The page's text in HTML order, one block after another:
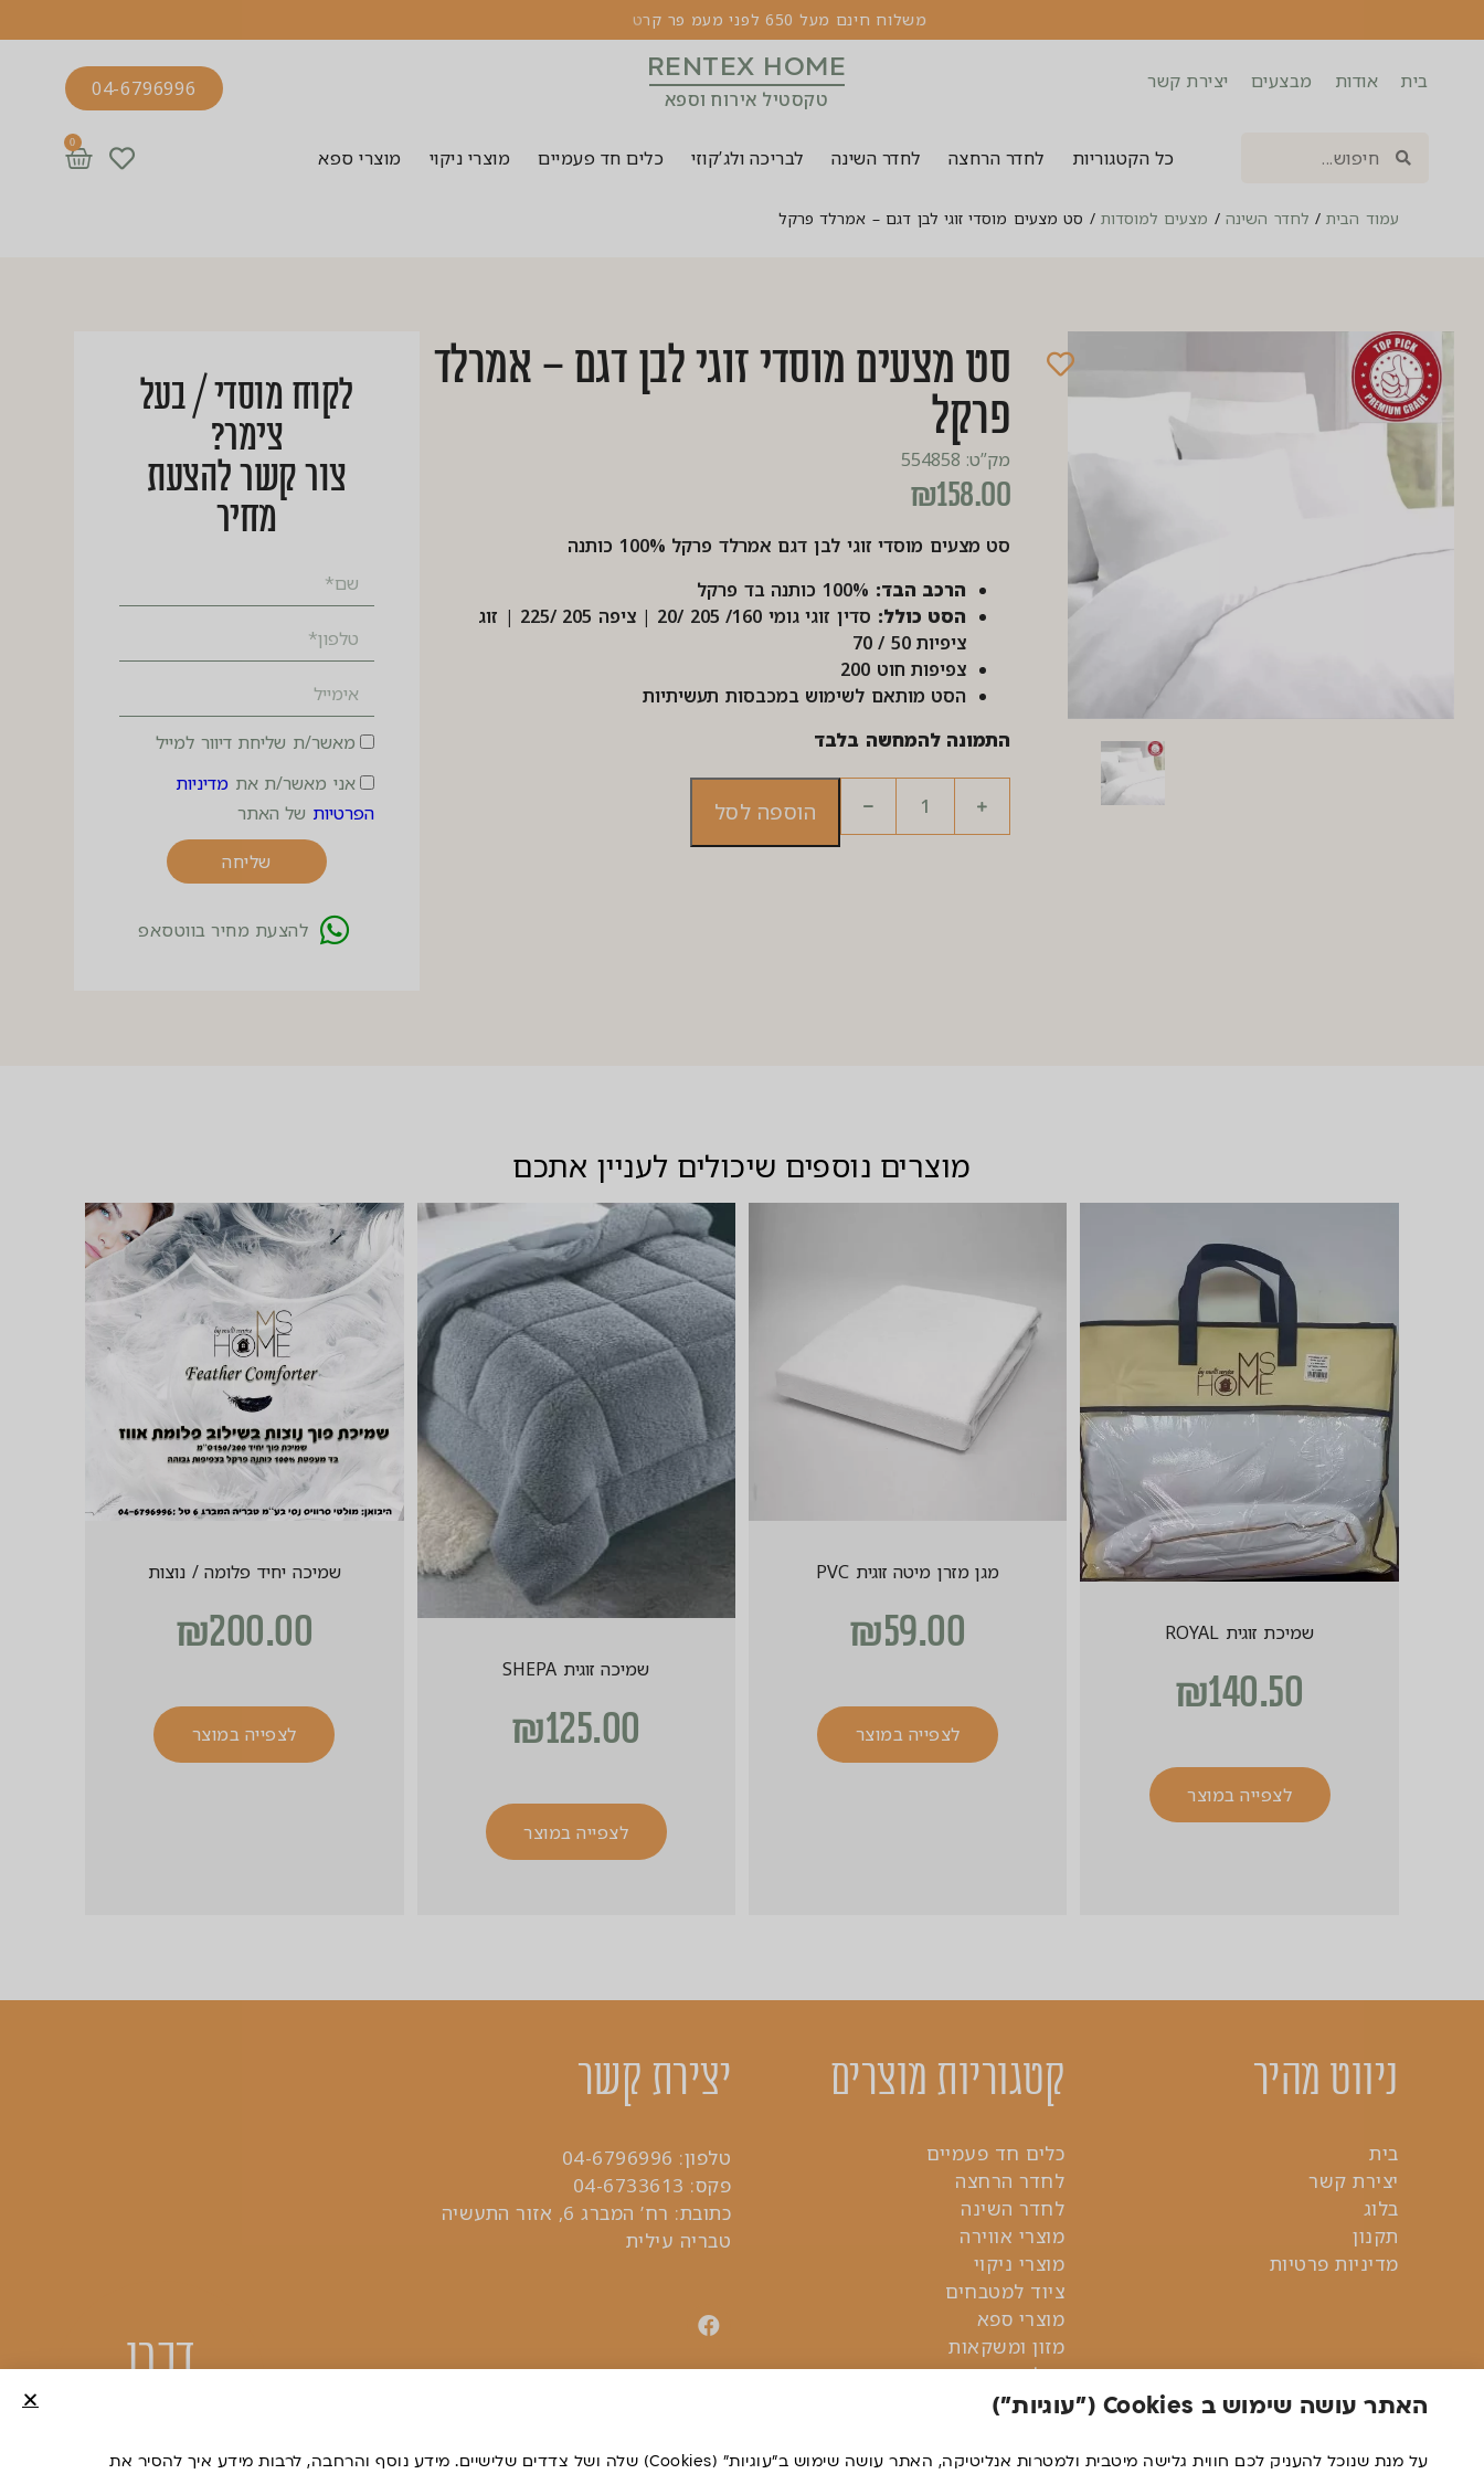
משלוח חינם מעל 0
5
6 לפני מעמ פר קרט
בית אודות מבצעים יצירת קשר RENTEX HOME
טקסטיל אירוח וספא 04-6796996
כל הקטגוריות לחדר הרחצה לחדר השינה לבריכה ולג’קוזי כלים חד פעמיים מוצרי ניקוי מוצרי ספא
0
עמוד הבית/ לחדר השינה/ מצעים למוסדות / סט מצעים מוסדי זוגי לבן דגם – אמרלד פרקל
סט מצעים מוסדי זוגי לבן דגם – אמרלד
פרקל
מק”ט: 554858
₪158.00
סט מצעים מוסדי זוגי לבן דגם אמרלד פרקל 100% כותנה
הרכב הבד:
הסט כולל:
סדין זוגי גומי 160/ 205 /20 | ציפה 205 /225 | זוג
ציפיות 50 / 70
צפיפות חוט 200
הסט מותאם לשימוש במכבסות תעשיתיות
התמונה להמחשה בלבד
הוספה לסל
לקוח מוסדי / בעל
צימר?
צור קשר להצעת
מחיר
מאשר/ת שליחת דיוור למייל
אני מאשר/ת את מדיניות
הפרטיות של האתר
שליחה
להצעת מחיר בווטסאפ
מוצרים נוספים שיכולים לעניין אתכם
שמיכת זוגית ROYAL
₪140.50
לצפייה במוצר
מגן מזרן מיטה זוגית PVC
₪59.00
לצפייה במוצר
שמיכה זוגית SHEPA
₪125.00
לצפייה במוצר
שמיכה יחיד פלומה / נוצות
₪200.00
לצפייה במוצר
ניווט מהיר
בית
יצירת קשר
בלוג
תקנון
מדיניות פרטיות
קטגוריות מוצרים
כלים חד פעמיים
לחדר הרחצה
לחדר השינה
מוצרי אווירה
מוצרי ניקוי
ציוד למטבחים
מוצרי ספא
מזון ומשקאות
ניילון
צלחות
יצירת קשר
טלפון: 04-6796996
פקס: 04-6733613
כתובת: רח’ המברג 6, אזור התעשיה
טבריה עילית
דברו
האתר עושה שימוש ב Cookies ("עוגיות")
על מנת שנוכל להעניק לכם חווית גלישה מיטבית ולמטרות אנליטיקה, האתר עושה שימוש ב”עוגיות” (Cookies) שלה ושל צדדים שלישיים. מידע נוסף והרחבה, לרבות מידע איך להסיר את